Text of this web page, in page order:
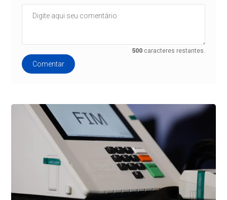
500 caracteres restantes.
Comentar